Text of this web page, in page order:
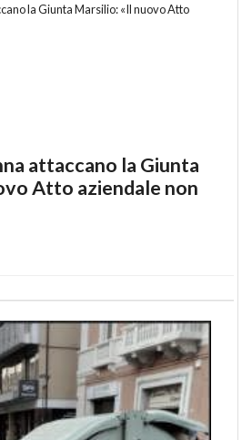
attaccano la Giunta
Atto aziendale non